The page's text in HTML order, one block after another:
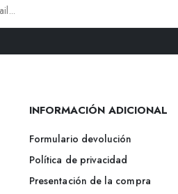
INFORMACIÓN ADICIONAL
Formulario devolución
Política de privacidad
Presentación de la compra